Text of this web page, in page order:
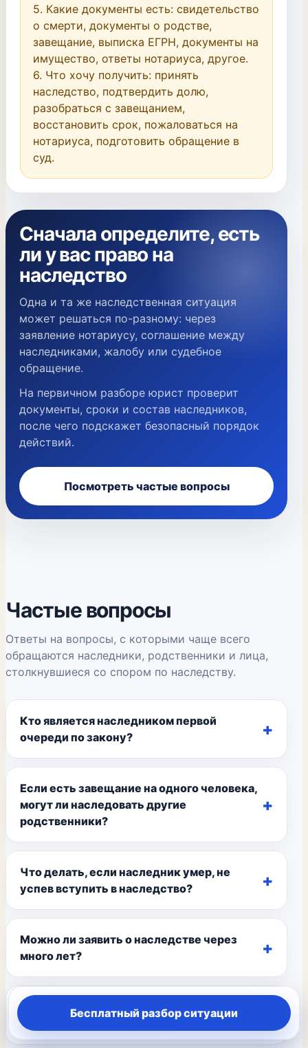
5. Какие документы есть: свидетельство
о смерти, документы о родстве,
завещание, выписка ЕГРН, документы на
имущество, ответы нотариуса, другое.
6. Что хочу получить: принять
наследство, подтвердить долю,
разобраться с завещанием,
восстановить срок, пожаловаться на
нотариуса, подготовить обращение в
суд.
Сначала определите, есть
ли у вас право на
наследство
Одна и та же наследственная ситуация
может решаться по-разному: через
заявление нотариусу, соглашение между
наследниками, жалобу или судебное
обращение.
На первичном разборе юрист проверит
документы, сроки и состав наследников,
после чего подскажет безопасный порядок
действий.
Посмотреть частые вопросы
Частые вопросы
Ответы на вопросы, с которыми чаще всего
обращаются наследники, родственники и лица,
столкнувшиеся со спором по наследству.
Кто является наследником первой
очереди по закону?
Если есть завещание на одного человека,
могут ли наследовать другие
родственники?
Что делать, если наследник умер, не
успев вступить в наследство?
Можно ли заявить о наследстве через
много лет?
Имеет ли право брат, сестра или
племянник на наследство?
Бесплатный разбор ситуации